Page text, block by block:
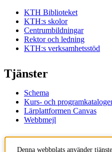
KTH Biblioteket
KTH:s skolor
Centrumbildningar
Rektor och ledning
KTH:s verksamhetsstöd
Tjänster
Schema
Kurs- och
Lärplattformen Canvas
Webbmejl
Kontakt
Denna webbplats använder